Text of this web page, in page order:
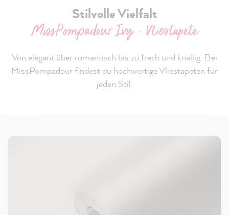
Stilvolle Vielfalt
MissPompadour Ivy - Vliestapete
Von elegant über romantisch bis zu frech und knallig: Bei
MissPompadour findest du hochwertige Vliestapeten für
jeden Stil.